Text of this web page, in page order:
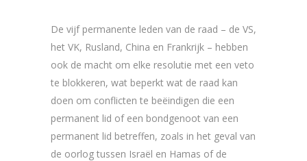
De vijf permanente leden van de raad – de VS,
het VK, Rusland, China en Frankrijk – hebben
ook de macht om elke resolutie met een veto
te blokkeren, wat beperkt wat de raad kan
doen om conflicten te beëindigen die een
permanent lid of een bondgenoot van een
permanent lid betreffen, zoals in het geval van
de oorlog tussen Israël en Hamas of de